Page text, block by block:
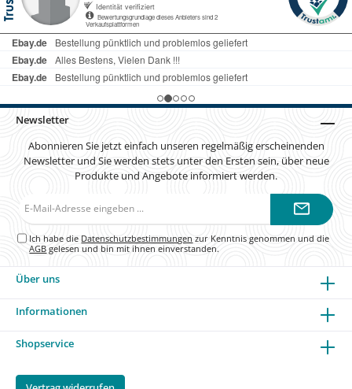
Newsletter
Abonnieren Sie jetzt einfach unseren regelmäßig erscheinenden
Newsletter und Sie werden stets unter den Ersten sein, über neue
Produkte und Angebote informiert werden.
Ich habe die Datenschutzbestimmungen zur Kenntnis genommen und die
AGB gelesen und bin mit ihnen einverstanden.
Über uns
Informationen
Shopservice